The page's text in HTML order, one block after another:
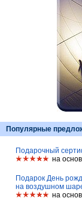
Популярные
Подарочный
на
Подарок День
на воздушном
на